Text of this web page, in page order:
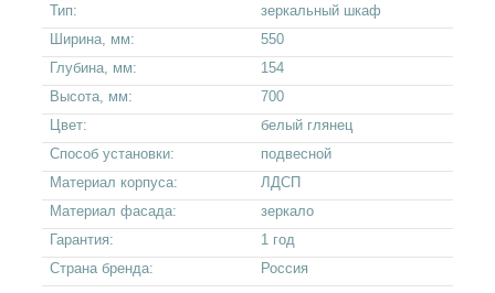
Тип:
зеркальный шкаф
Ширина, мм:
550
Глубина, мм:
154
Высота, мм:
700
Цвет:
белый глянец
Способ установки:
подвесной
Материал корпуса:
ЛДСП
Материал фасада:
зеркало
Гарантия:
1 год
Страна бренда:
Россия